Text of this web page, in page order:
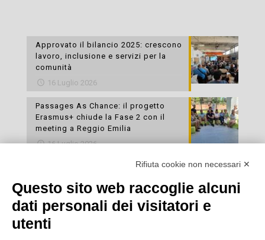
Approvato il bilancio 2025: crescono
lavoro, inclusione e servizi per la
comunità
16 Luglio 2026
Passages As Chance: il progetto
Erasmus+ chiude la Fase 2 con il
meeting a Reggio Emilia
16 Luglio 2026
Esami di laboratorio preventivi
cura della propria salute
16 Luglio 2026
Rifiuta cookie non necessari ✕
Questo sito web raccoglie alcuni
dati personali dei visitatori e
utenti